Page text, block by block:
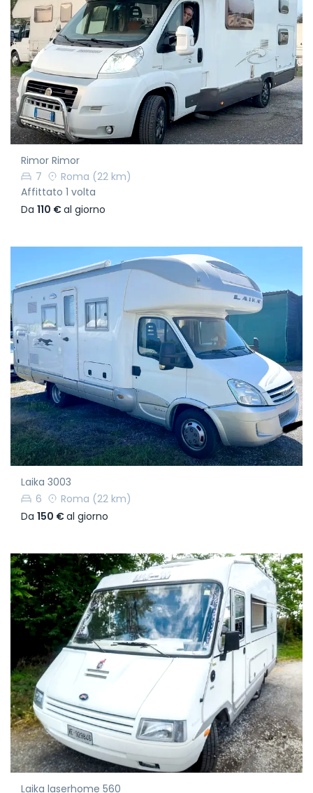
Rimor Rimor
7
Roma (22 km)
Affittato 1 volta
Da 110 €al giorno
Laika 3003
6
Roma (22 km)
Da 150 €al giorno
Laika laserhome 560